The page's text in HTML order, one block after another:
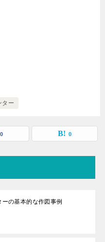
ター
0 0
の基本的な作図事例